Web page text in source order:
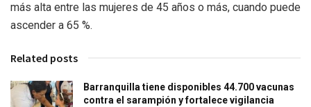
más alta entre las mujeres de 45 años o más, cuando puede
ascender a 65 %.
Related posts
Barranquilla tiene disponibles 44.700 vacunas
contra el sarampión y fortalece vigilancia